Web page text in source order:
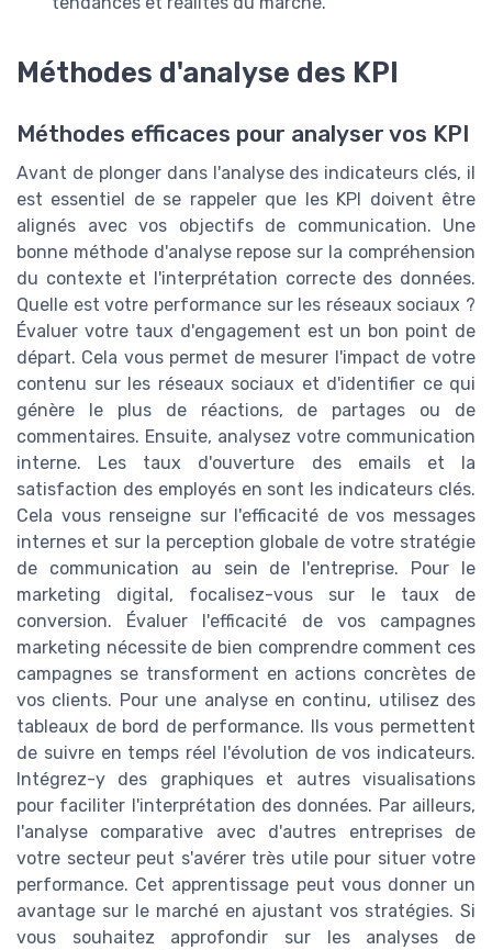
Méthodes d'analyse des KPI
Méthodes efficaces pour analyser vos KPI
Avant de plonger dans l'analyse des indicateurs clés, il
est essentiel de se rappeler que les KPI doivent être
alignés avec vos objectifs de communication. Une
bonne méthode d'analyse repose sur la compréhension
du contexte et l'interprétation correcte des données.
Quelle est votre performance sur les réseaux sociaux ?
Évaluer votre taux d'engagement est un bon point de
départ. Cela vous permet de mesurer l'impact de votre
contenu sur les réseaux sociaux et d'identifier ce qui
génère le plus de réactions, de partages ou de
commentaires. Ensuite, analysez votre communication
interne. Les taux d'ouverture des emails et la
satisfaction des employés en sont les indicateurs clés.
Cela vous renseigne sur l'efficacité de vos messages
internes et sur la perception globale de votre stratégie
de communication au sein de l'entreprise. Pour le
marketing digital, focalisez-vous sur le taux de
conversion. Évaluer l'efficacité de vos campagnes
marketing nécessite de bien comprendre comment ces
campagnes se transforment en actions concrètes de
vos clients. Pour une analyse en continu, utilisez des
tableaux de bord de performance. Ils vous permettent
de suivre en temps réel l'évolution de vos indicateurs.
Intégrez-y des graphiques et autres visualisations
pour faciliter l'interprétation des données. Par ailleurs,
l'analyse comparative avec d'autres entreprises de
votre secteur peut s'avérer très utile pour situer votre
performance. Cet apprentissage peut vous donner un
avantage sur le marché en ajustant vos stratégies. Si
vous souhaitez approfondir sur les analyses de